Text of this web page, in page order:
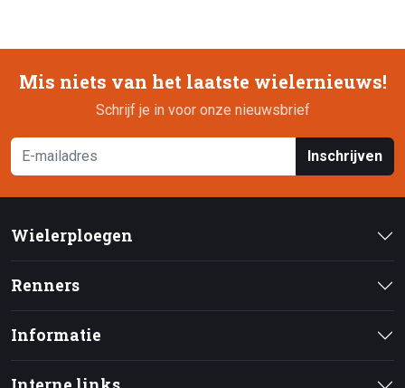
Mis niets van het laatste wielernieuws!
Schrijf je in voor onze nieuwsbrief
Inschrijven
Wielerploegen
Renners
Informatie